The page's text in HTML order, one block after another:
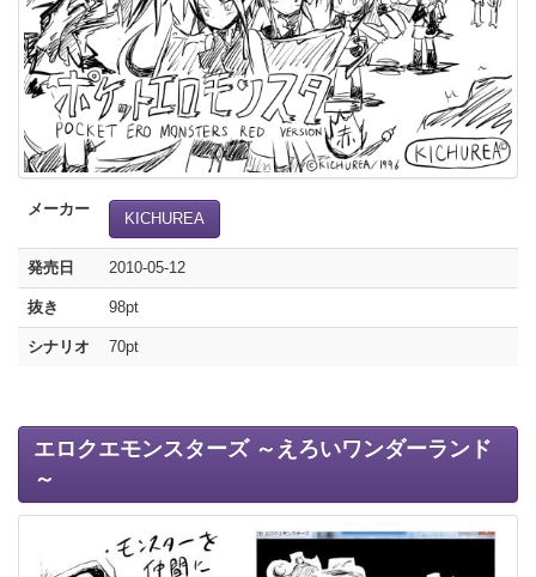
メーカー
KICHUREA
発売日 2010-05-12
抜き 98pt
シナリオ 70pt
エロクエモンスターズ ～えろいワンダーランド
～